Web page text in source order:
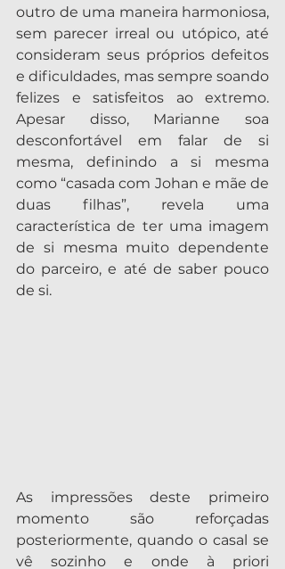
outro de uma maneira harmoniosa,
sem parecer irreal ou utópico, até
consideram seus próprios defeitos
e dificuldades, mas sempre soando
felizes e satisfeitos ao extremo.
Apesar disso, Marianne soa
desconfortável em falar de si
mesma, definindo a si mesma
como “casada com Johan e mãe de
duas filhas”, revela uma
característica de ter uma imagem
de si mesma muito dependente
do parceiro, e até de saber pouco
de si.
As impressões deste primeiro
momento são reforçadas
posteriormente, quando o casal se
vê sozinho e onde à priori